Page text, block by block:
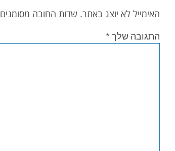
האימייל לא יוצג באתר. שדות החובה מסומנים
התגובה שלך *